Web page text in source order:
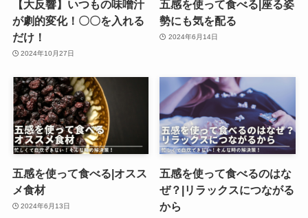
【大反響】いつもの味噌汁
が劇的変化！〇〇を入れる
だけ！
2024年10月27日
五感を使って食べる|座る姿
勢にも気を配る
2024年6月14日
五感を使って食べる|オスス
メ食材
2024年6月13日
五感を使って食べるのはな
ぜ？|リラックスにつながる
から